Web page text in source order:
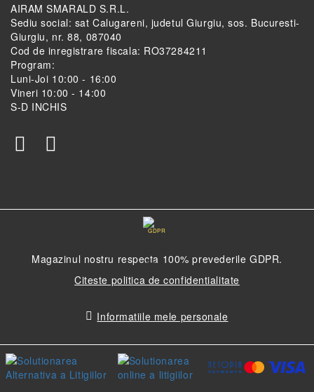
AIRAM SMARALD S.R.L.
Sediu social: sat Calugareni, judetul Giurgiu, sos. Bucuresti-
Giurgiu, nr. 88, 087040
Cod de inregistrare fiscala: RO37284211
Program:
Luni-Joi 10:00 - 16:00
Vineri 10:00 - 14:00
S-D INCHIS
GDPR
Magazinul nostru respecta 100% prevederile GDPR.
Citeste politica de confidentialitate
Informatiile mele personale